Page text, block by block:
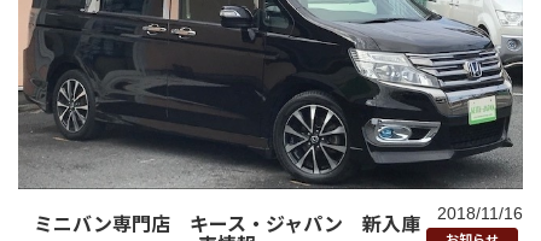
ミニバン専門店 キース・ジャパン 新入庫
2018/11/16